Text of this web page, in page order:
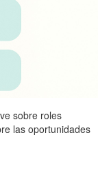
sobre roles
las oportunidades